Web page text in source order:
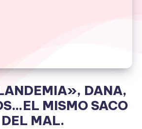
DANA,
MISMO SACO
DEL MAL.